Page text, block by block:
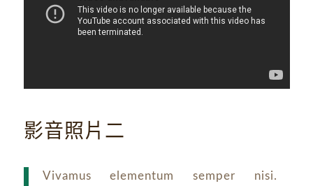
影音照片二
Vivamus elementum semper nisi.